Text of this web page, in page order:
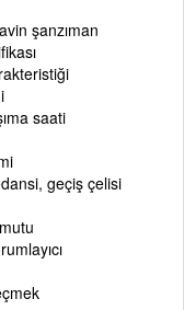
şanzıman
saati
geçiş çelisi